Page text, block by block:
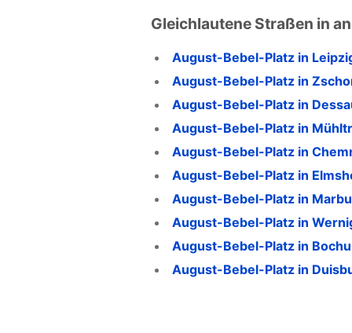
Gleichlautene Straßen in
August-Bebel-Platz in
August-Bebel-Platz in
August-Bebel-Platz in
August-Bebel-Platz in
August-Bebel-Platz in
August-Bebel-Platz in
August-Bebel-Platz in
August-Bebel-Platz in
August-Bebel-Platz in
August-Bebel-Platz in